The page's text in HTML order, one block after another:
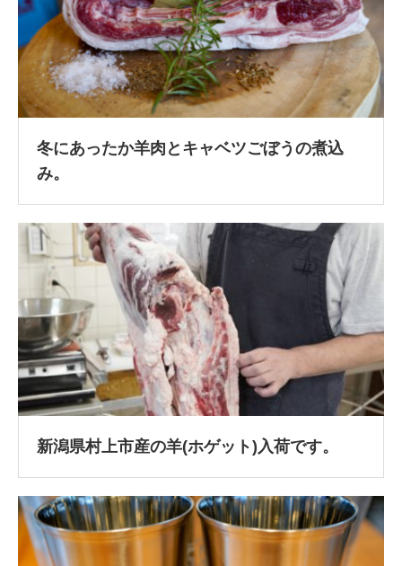
冬にあったか羊肉とキャベツごぼうの煮込
み。
新潟県村上市産の羊(ホゲット)入荷です。